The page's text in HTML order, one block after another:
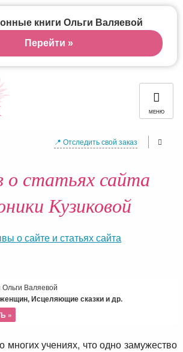
МЕНЮ
📍 Отследить свой заказ
статьях сайта
Кузиковой
о сайте и статьях сайта
Ольги Валяевой
Исцеляющие сказки и др.
»
многих учениях, что одно замужество
книги Ольги Валяевой
Перейти »